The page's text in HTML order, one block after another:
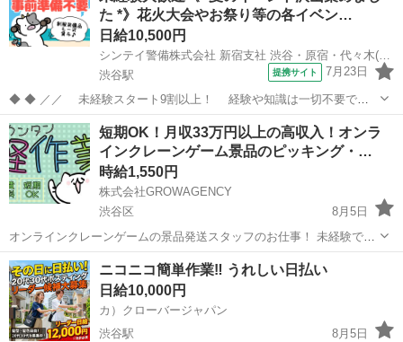
た *》花火大会やお祭り等の各イベン…
日給10,500円
シンテイ警備株式会社 新宿支社 渋谷・原宿・代々木(18)エリア/A3203200140
渋谷駅
提携サイト 7月23日
◆ ◆ ／／ 未経験スタート9割以上！ 経験や知識は一切不要で始
めやすい♪ シフトの強制もないですし 自分のペースで働くことも
できるので 続けやすい♪働きやすい♪ ＼＼ 『シフトが削られた…』
『思うように稼...
東京 渋谷区 渋谷駅 警備員
短期OK！月収33万円以上の高収入！オンラ
インクレーンゲーム景品のピッキング・…
時給1,550円
株式会社GROWAGENCY
渋谷区
8月5日
オンラインクレーンゲームの景品発送スタッフのお仕事！ 未経験でも
覚えやすいカンタン作業です ・リストを見ながら景品を探す ・商品に
キズがないか確認 ・ぬいぐるみやお菓子を箱詰め ・梱包材を入れて発
送準備 ・ラ...
東京 渋谷区 ゲームセンター クレーンゲーム
ニコニコ簡単作業‼️ うれしい日払い
日給10,000円
カ）クローバージャパン
渋谷駅
8月5日